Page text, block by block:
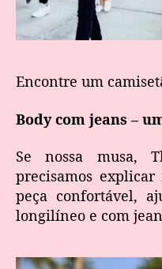
Encontre um
Body com jeans –
Se nossa musa,
precisamos
peça confortável,
longilíneo e com